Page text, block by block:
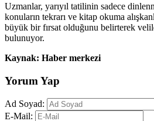
Uzmanlar, yarıyıl tatilinin sadece
konuların tekrarı ve kitap okuma
büyük bir fırsat olduğunu belirterek
bulunuyor.
Kaynak: Haber merkezi
Yorum Yap
Ad Soyad:
E-Mail: